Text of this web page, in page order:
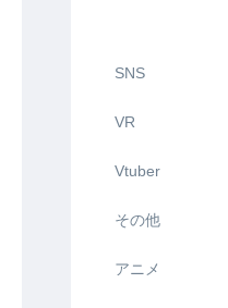
SNS
VR
Vtuber
その他
アニメ